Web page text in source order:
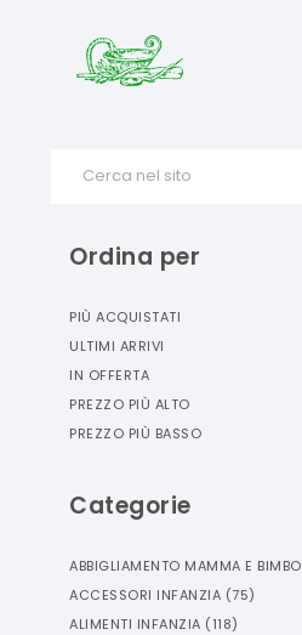
Cerca nel sito
Ordina per
PIÙ ACQUISTATI
ULTIMI ARRIVI
IN OFFERTA
PREZZO PIÙ ALTO
PREZZO PIÙ BASSO
Categorie
ABBIGLIAMENTO MAMMA E BIMBO
ACCESSORI INFANZIA (75)
ALIMENTI INFANZIA (118)